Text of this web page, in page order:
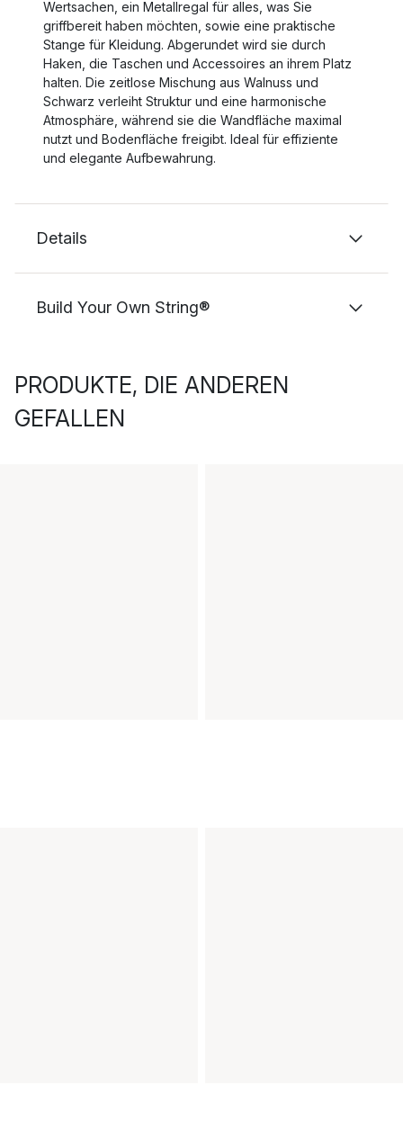
Wertsachen, ein Metallregal für alles, was Sie
griffbereit haben möchten, sowie eine praktische
Stange für Kleidung. Abgerundet wird sie durch
Haken, die Taschen und Accessoires an ihrem Platz
halten. Die zeitlose Mischung aus Walnuss und
Schwarz verleiht Struktur und eine harmonische
Atmosphäre, während sie die Wandfläche maximal
nutzt und Bodenfläche freigibt. Ideal für effiziente
und elegante Aufbewahrung.
Details
Build Your Own String®
PRODUKTE, DIE ANDEREN
GEFALLEN